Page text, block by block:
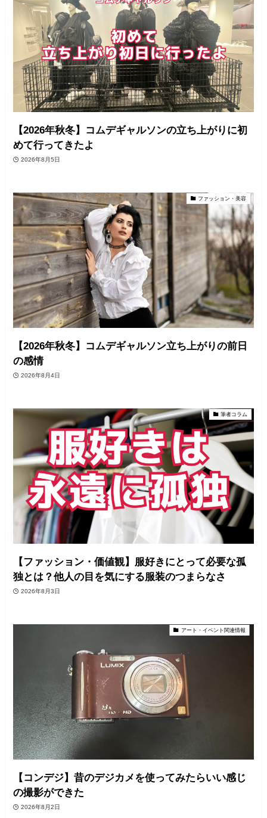
【2026年秋冬】コムデギャルソンの立ち上がりに初
めて行ってきたよ
2026年8月5日
ファッション・美容
【2026年秋冬】コムデギャルソン立ち上がりの前日
の感情
2026年8月4日
筆者コラム
【ファッション・価値観】服好きにとって必要な孤
独とは？他人の目を気にする服装のつまらなさ
2026年8月3日
アート・イベント関連情報
【コンデジ】昔のデジカメを使ってみたらいい感じ
の撮影ができた
2026年8月2日